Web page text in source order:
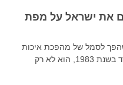
את ישראל על מפת
שהפך לסמל של מהפכת איכות
היין הישראלי. יקב רמת הגולן, שנוסד בשנת 1983, הוא לא רק